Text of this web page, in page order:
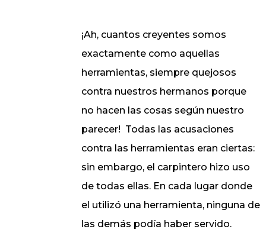
¡Ah, cuantos creyentes somos
exactamente como aquellas
herramientas, siempre quejosos
contra nuestros hermanos porque
no hacen las cosas según nuestro
parecer! Todas las acusaciones
contra las herramientas eran ciertas:
sin embargo, el carpintero hizo uso
de todas ellas. En cada lugar donde
el utilizó una herramienta, ninguna de
las demás podía haber servido.